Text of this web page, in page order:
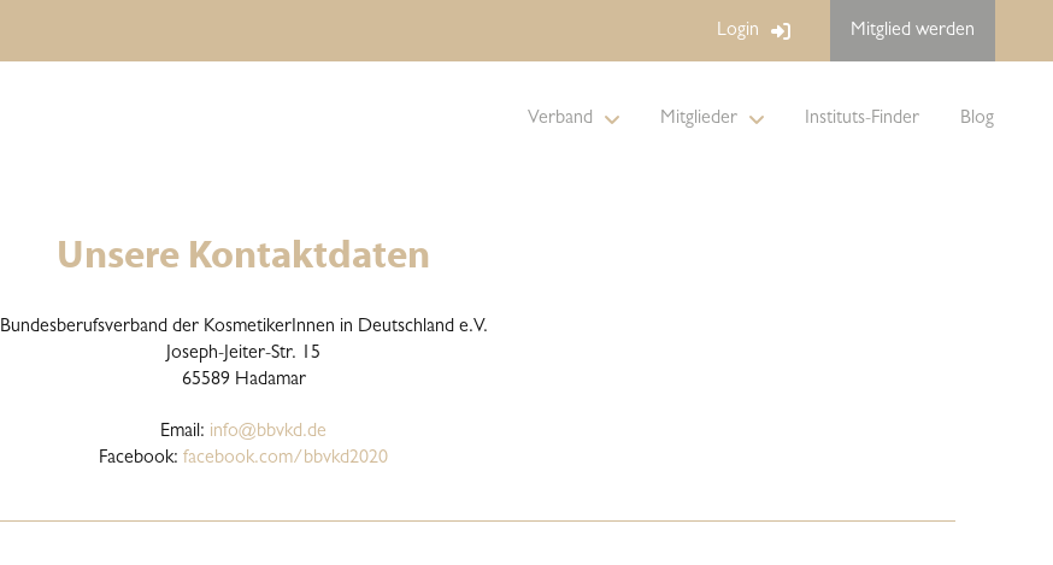
Login Mitglied werden
Verband Mitglieder Instituts-Finder Blog
Unsere Kontaktdaten
Bundesberufsverband der KosmetikerInnen in Deutschland e.V.
Joseph-Jeiter-Str. 15
65589Hadamar
Email: info@bbvkd.de
Facebook: facebook.com/bbvkd2020